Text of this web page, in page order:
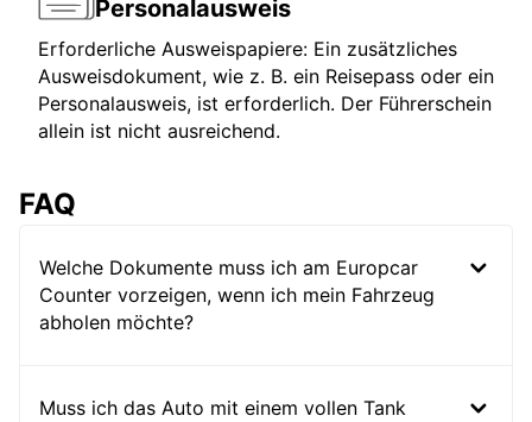
Personalausweis
Erforderliche Ausweispapiere: Ein zusätzliches
Ausweisdokument, wie z. B. ein Reisepass oder ein
Personalausweis, ist erforderlich. Der Führerschein
allein ist nicht ausreichend.
FAQ
Welche Dokumente muss ich am Europcar
Counter vorzeigen, wenn ich mein Fahrzeug
abholen möchte?
Muss ich das Auto mit einem vollen Tank